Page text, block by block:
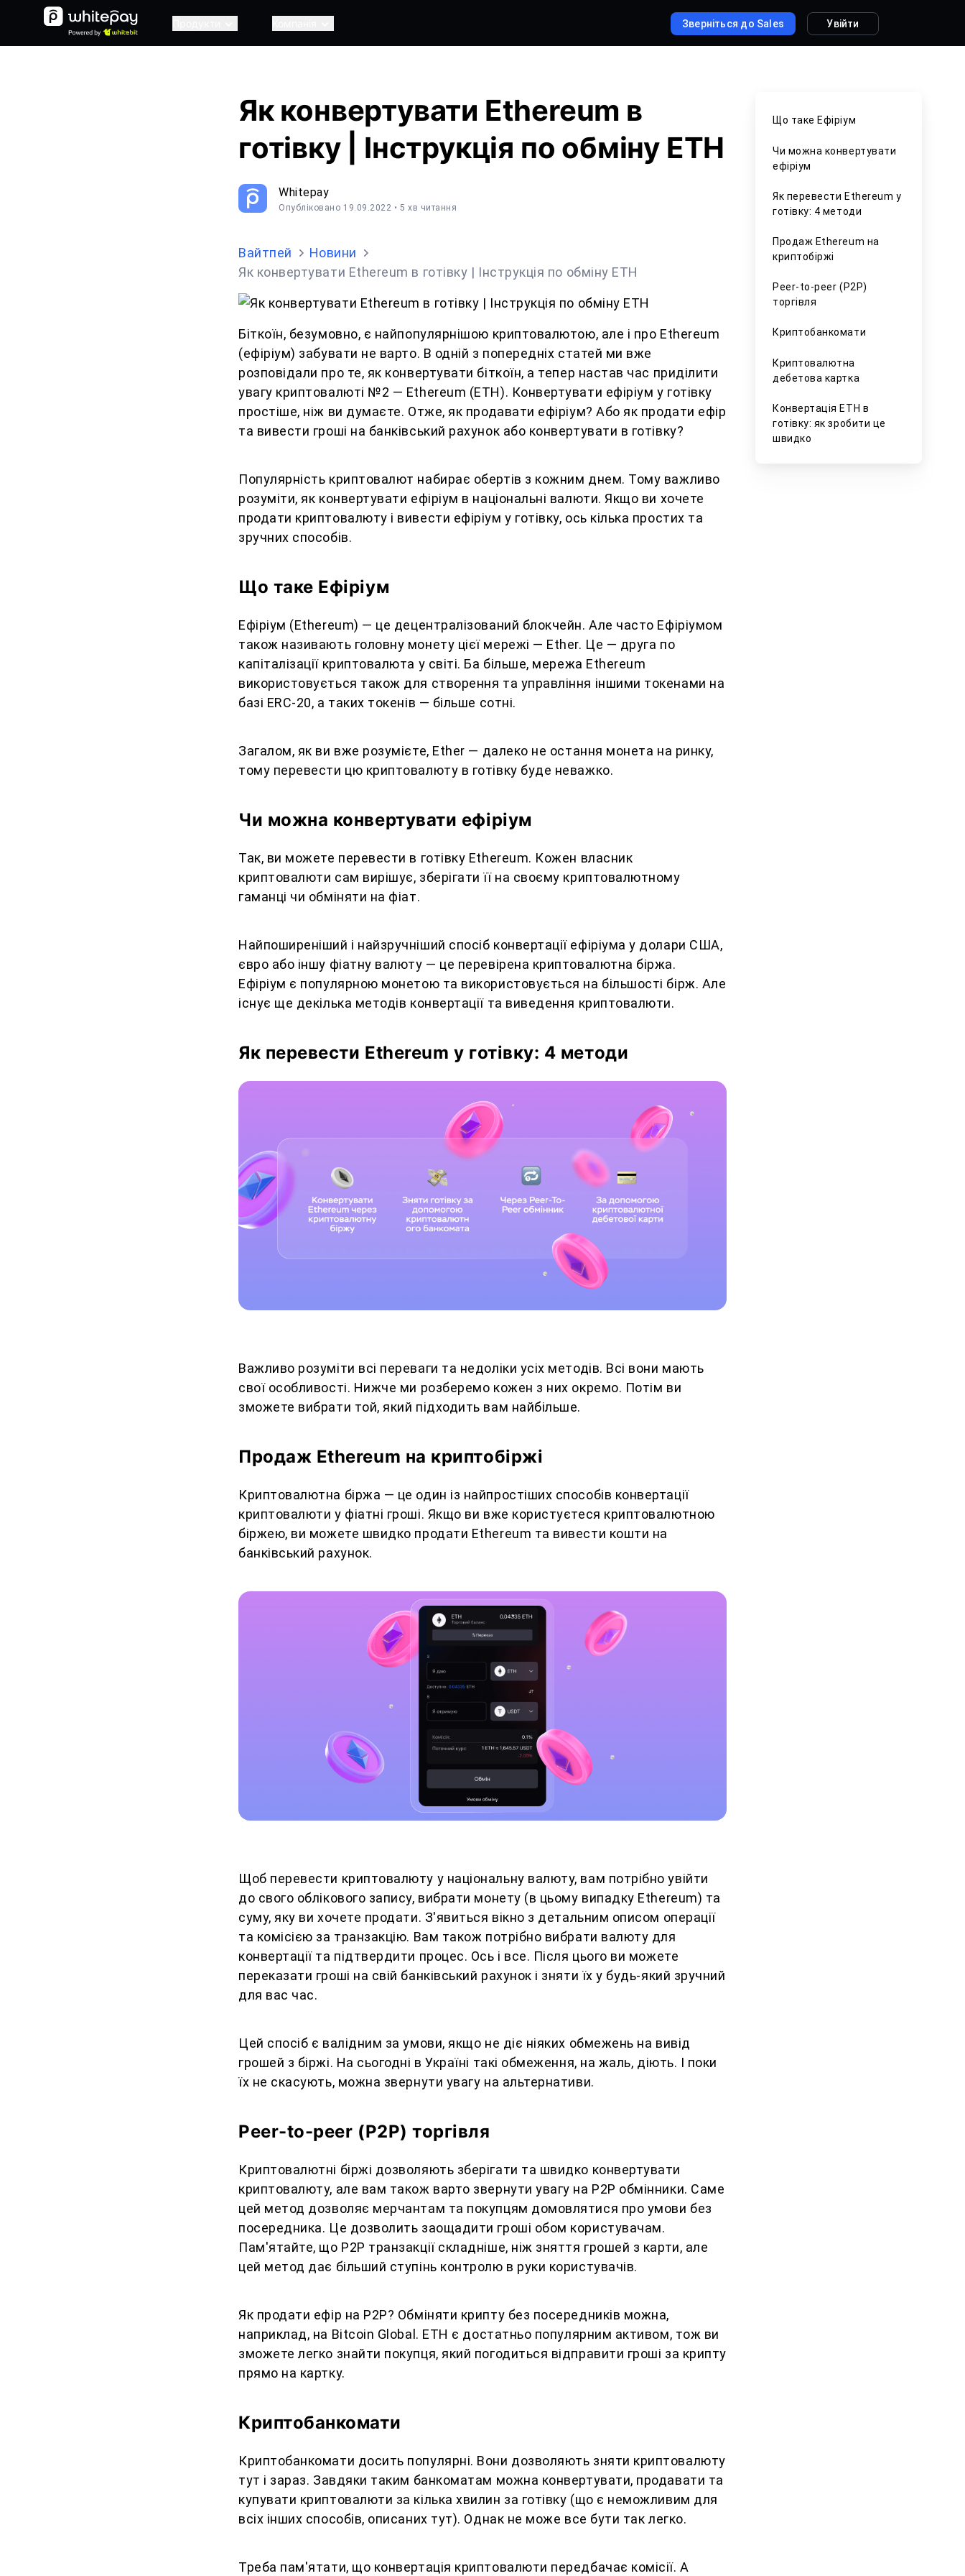
Зверніться до Sales Увійти
Що таке Ефіріум
Чи можна конвертувати
ефіріум
Як перевести Ethereum у
готівку: 4 методи
Продаж Ethereum на
криптобіржі
Peer-to-peer (P2P)
торгівля
Криптобанкомати
Криптовалютна
дебетова картка
Конвертація ETH в
готівку: як зробити це
швидко
Як конвертувати Ethereum в
готівку | Інструкція по обміну ETH
Whitepay
Опубліковано 19.09.2022 • 5 хв читання
Вайтпей
Новини
Як конвертувати Ethereum в готівку | Інструкція по обміну ETH
Біткоїн, безумовно, є найпопулярнішою криптовалютою, але і про Ethereum
(ефіріум) забувати не варто. В одній з попередніх статей ми вже
розповідали про те, як конвертувати біткоїн, а тепер настав час приділити
увагу криптовалюті №2 — Ethereum (ETH). Конвертувати ефіріум у готівку
простіше, ніж ви думаєте. Отже, як продавати ефіріум? Або як продати ефір
та вивести гроші на банківський рахунок або конвертувати в готівку?
Популярність криптовалют набирає обертів з кожним днем. Тому важливо
розуміти, як конвертувати ефіріум в національні валюти. Якщо ви хочете
продати криптовалюту і вивести ефіріум у готівку, ось кілька простих та
зручних способів.
Що таке Ефіріум
Ефіріум (Ethereum) — це децентралізований блокчейн. Але часто Ефіріумом
також називають головну монету цієї мережі — Ether. Це — друга по
капіталізації криптовалюта у світі. Ба більше, мережа Ethereum
використовується також для створення та управління іншими токенами на
базі ERC-20, а таких токенів — більше сотні.
Загалом, як ви вже розумієте, Ether — далеко не остання монета на ринку,
тому перевести цю криптовалюту в готівку буде неважко.
Чи можна конвертувати ефіріум
Так, ви можете перевести в готівку Ethereum. Кожен власник
криптовалюти сам вирішує, зберігати її на своєму криптовалютному
гаманці чи обміняти на фіат.
Найпоширеніший і найзручніший спосіб конвертації ефіріума у долари США,
євро або іншу фіатну валюту — це перевірена криптовалютна біржа.
Ефіріум є популярною монетою та використовується на більшості бірж. Але
існує ще декілька методів конвертації та виведення криптовалюти.
Як перевести Ethereum у готівку: 4 методи
Важливо розуміти всі переваги та недоліки усіх методів. Всі вони мають
свої особливості. Нижче ми розберемо кожен з них окремо. Потім ви
зможете вибрати той, який підходить вам найбільше.
Продаж Ethereum на криптобіржі
Криптовалютна біржа — це один із найпростіших способів конвертації
криптовалюти у фіатні гроші. Якщо ви вже користуєтеся криптовалютною
біржею, ви можете швидко продати Ethereum та вивести кошти на
банківський рахунок.
Щоб перевести криптовалюту у національну валюту, вам потрібно увійти
до свого облікового запису, вибрати монету (в цьому випадку Ethereum) та
суму, яку ви хочете продати. З'явиться вікно з детальним описом операції
та комісією за транзакцію. Вам також потрібно вибрати валюту для
конвертації та підтвердити процес. Ось і все. Після цього ви можете
переказати гроші на свій банківський рахунок і зняти їх у будь-який зручний
для вас час.
Цей спосіб є валідним за умови, якщо не діє ніяких обмежень на вивід
грошей з біржі. На сьогодні в Україні такі обмеження, на жаль, діють. І поки
їх не скасують, можна звернути увагу на альтернативи.
Peer-to-peer (P2P) торгівля
Криптовалютні біржі дозволяють зберігати та швидко конвертувати
криптовалюту, але вам також варто звернути увагу на Р2Р обмінники. Саме
цей метод дозволяє мерчантам та покупцям домовлятися про умови без
посередника. Це дозволить заощадити гроші обом користувачам.
Пам'ятайте, що P2P транзакції складніше, ніж зняття грошей з карти, але
цей метод дає більший ступінь контролю в руки користувачів.
Як продати ефір на P2P? Обміняти крипту без посередників можна,
наприклад, на Bitcoin Global. ETH є достатньо популярним активом, тож ви
зможете легко знайти покупця, який погодиться відправити гроші за крипту
прямо на картку.
Криптобанкомати
Криптобанкомати досить популярні. Вони дозволяють зняти криптовалюту
тут і зараз. Завдяки таким банкоматам можна конвертувати, продавати та
купувати криптовалюти за кілька хвилин за готівку (що є неможливим для
всіх інших способів, описаних тут). Однак не може все бути так легко.
Треба пам'ятати, що конвертація криптовалюти передбачає комісії. А